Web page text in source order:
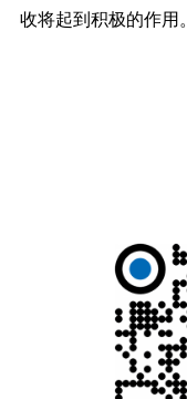
收将起到积极的作用。